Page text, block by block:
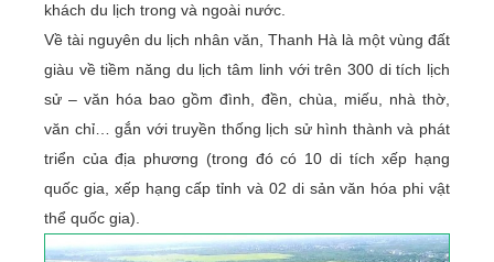
khách du lịch trong và ngoài nước.
Về tài nguyên du lịch nhân văn, Thanh Hà là một vùng đất
giàu về tiềm năng du lịch tâm linh với trên 300 di tích lịch
sử – văn hóa bao gồm đình, đền, chùa, miếu, nhà thờ,
văn chỉ… gắn với truyền thống lịch sử hình thành và phát
triển của địa phương (trong đó có 10 di tích xếp hạng
quốc gia, xếp hạng cấp tỉnh và 02 di sản văn hóa phi vật
thể quốc gia).